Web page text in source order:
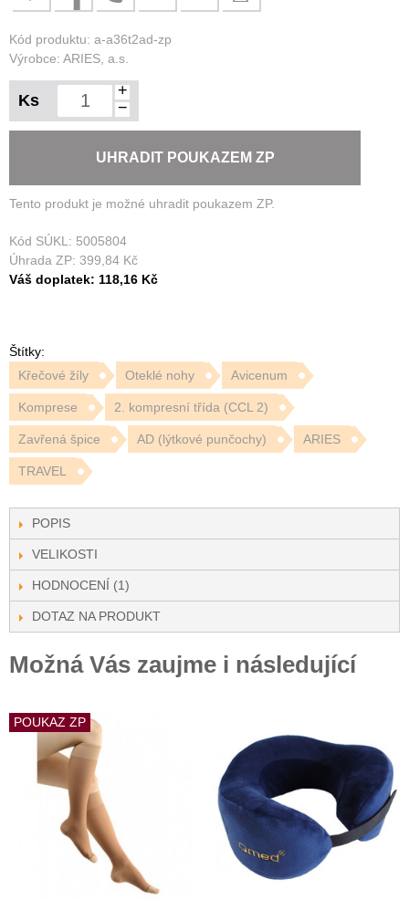
Kód produktu: a-a36t2ad-zp
Výrobce: ARIES, a.s.
Ks
+
−
UHRADIT POUKAZEM ZP
Tento produkt je možné uhradit poukazem ZP.
Kód SÚKL: 5005804
Úhrada ZP: 399,84 Kč
Váš doplatek: 118,16 Kč
Štítky:
Křečové žíly
Oteklé nohy Avicenum
Komprese 2. kompresní třída (CCL 2)
Zavřená špice AD (lýtkové punčochy) ARIES
TRAVEL
POPIS
VELIKOSTI
HODNOCENÍ (1)
DOTAZ NA PRODUKT
Možná Vás zaujme i následující
POUKAZ ZP